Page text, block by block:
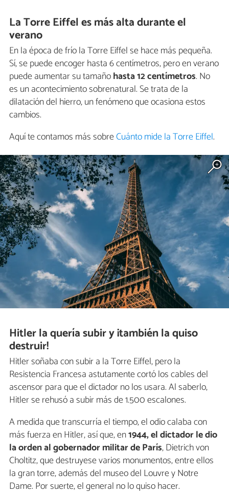
La Torre Eiffel es más alta durante el
verano
En la época de frío la Torre Eiffel se hace más pequeña.
Sí, se puede encoger hasta 6 centímetros, pero en verano
puede aumentar su tamañohasta 12 centímetros. No
es un acontecimiento sobrenatural. Se trata de la
dilatación del hierro, un fenómeno que ocasiona estos
cambios.
Aquí te contamos más sobreCuánto mide la Torre Eiffel.
Hitler la quería subir y ¡también la quiso
destruir!
Hitler soñaba con subir a la Torre Eiffel, pero la
Resistencia Francesa astutamente cortó los cables del
ascensor para que el dictador no los usara. Al saberlo,
Hitler se rehusó a subir más de 1.500 escalones.
A medida que transcurría el tiempo, el odio calaba con
más fuerza en Hitler, así que, en1944, el dictador le dio
la orden al gobernador militar de París, Dietrich von
Choltitz, que destruyese varios monumentos, entre ellos
la gran torre, además del museo del Louvre y Notre
Dame. Por suerte, el general no lo quiso hacer.